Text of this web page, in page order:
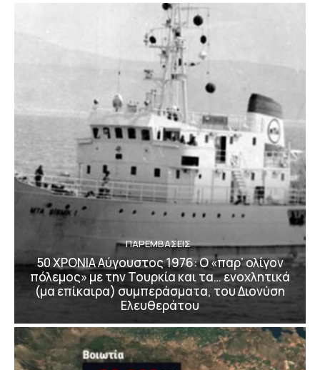
ΠΑΡΕΜΒΑΣΕΙΣ
50 ΧΡΟΝΙΑ Αύγουστος 1976: Ο «παρ’ ολίγον
πόλεμος» με την Τουρκία και τα… ενοχλητικά
(μα επίκαιρα) συμπεράσματα, του Διονύση
Ελευθεράτου